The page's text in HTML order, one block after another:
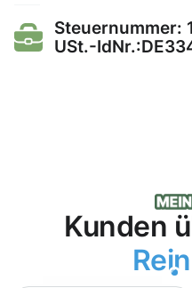
Steuernummer:
USt.-
Kunden